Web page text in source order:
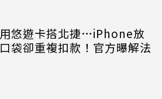
用悠遊卡搭北捷…iPhone放
口袋卻重複扣款！官方曝解法